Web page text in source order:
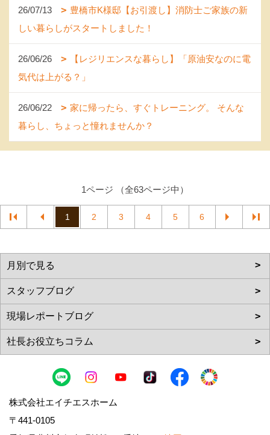
26/07/13
豊橋市K様邸【お引渡し】消防士ご家族の新
しい暮らしがスタートしました！
26/06/26
【レジリエンスな暮らし】「原油安なのに電
気代は上がる？」
26/06/22
家に帰ったら、すぐトレーニング。 そんな
暮らし、ちょっと憧れませんか？
1ページ （全63ページ中）
1 2 3 4 5 6
株式会社エイチエスホーム
〒441-0105